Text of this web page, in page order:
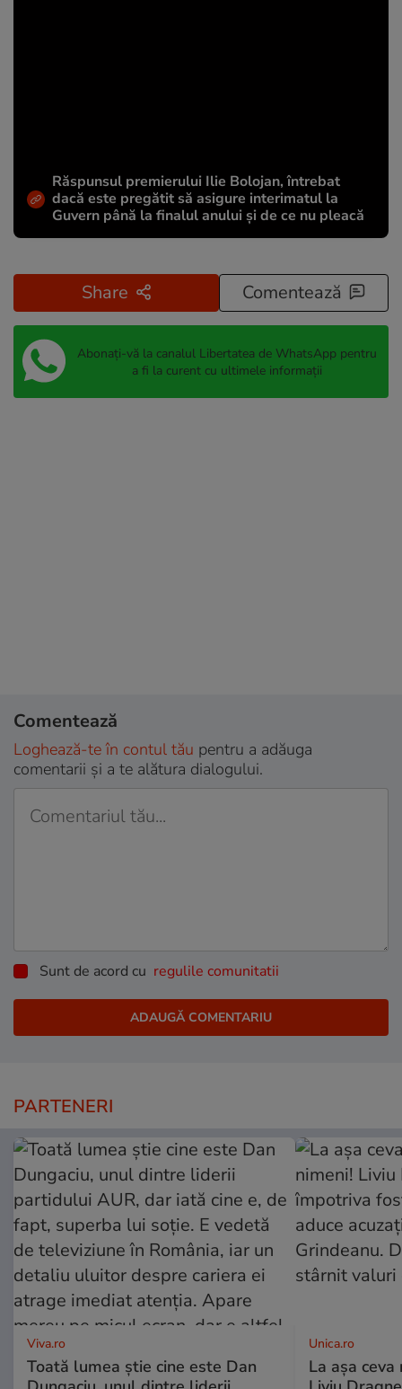
Răspunsul premierului Ilie Bolojan, întrebat
dacă este pregătit să asigure interimatul la
Guvern până la finalul anului și de ce nu pleacă
Share Comentează
Abonați-vă la canalul Libertatea de WhatsApp pentru
a fi la curent cu ultimele informații
Comentează
Loghează-te în contul tău pentru a adăuga
comentarii și a te alătura dialogului.
Sunt de acord cu regulile comunitatii
PARTENERI
Viva.ro
Toată lumea știe cine este Dan
Unica.ro
La așa